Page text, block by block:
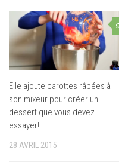
Elle ajoute carottes râpées à
son mixeur pour créer un
dessert que vous devez
essayer!
28 AVRIL 2015